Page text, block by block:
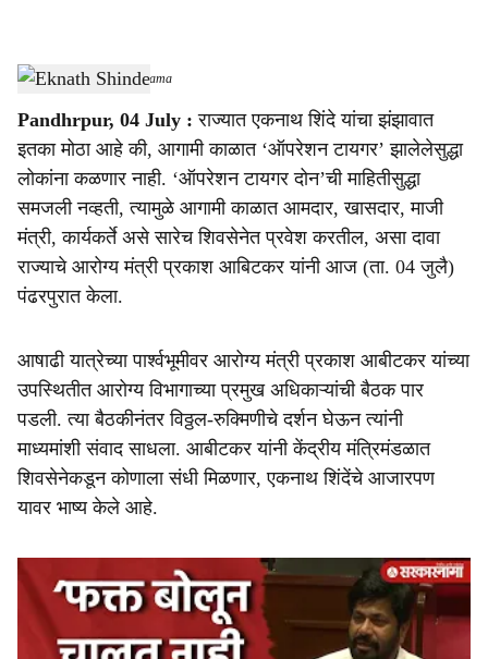
a
r
e
Eknath Shinde - Sarkarnama
Pandhrpur, 04 July : राज्यात एकनाथ शिंदे यांचा झंझावात
इतका मोठा आहे की, आगामी काळात ‘ऑपरेशन टायगर’ झालेलेसुद्धा
लोकांना कळणार नाही. ‘ऑपरेशन टायगर दोन’ची माहितीसुद्धा
समजली नव्हती, त्यामुळे आगामी काळात आमदार, खासदार, माजी
मंत्री, कार्यकर्ते असे सारेच शिवसेनेत प्रवेश करतील, असा दावा
राज्याचे आरोग्य मंत्री प्रकाश आबिटकर यांनी आज (ता. 04 जुलै)
पंढरपुरात केला.
आषाढी यात्रेच्या पार्श्वभूमीवर आरोग्य मंत्री प्रकाश आबीटकर यांच्या
उपस्थितीत आरोग्य विभागाच्या प्रमुख अधिकाऱ्यांची बैठक पार
पडली. त्या बैठकीनंतर विठ्ठल-रुक्मिणीचे दर्शन घेऊन त्यांनी
माध्यमांशी संवाद साधला. आबीटकर यांनी केंद्रीय मंत्रिमंडळात
शिवसेनेकडून कोणाला संधी मिळणार, एकनाथ शिंदेंचे आजारपण
यावर भाष्य केले आहे.